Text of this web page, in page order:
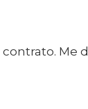
Me